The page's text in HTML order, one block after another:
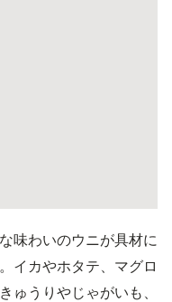
味わいのウニが具材に
イカやホタテ、マグロ
ゅうりやじゃがいも、